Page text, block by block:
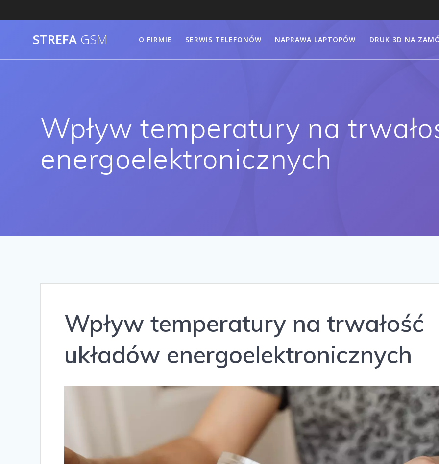
to
STREFA GSM O FIRMIE SERWIS TELEFONÓW NAPRAWA LAPTOPÓW DRUK 3D NA
Wpływ temperatury na
energoelektronicznych
Wpływ temperatury na trwałość
układów energoelektronicznych